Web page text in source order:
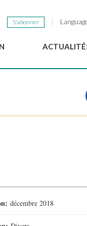
S'abonner
Newsletter du
décembre 2018